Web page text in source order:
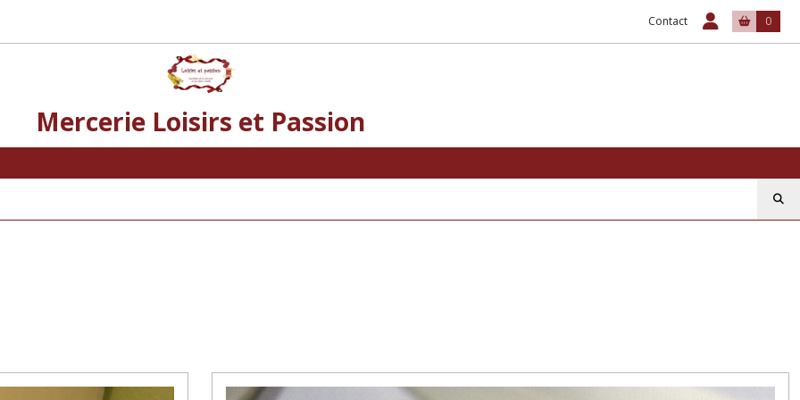
Contact 0
Mercerie Loisirs et Passion